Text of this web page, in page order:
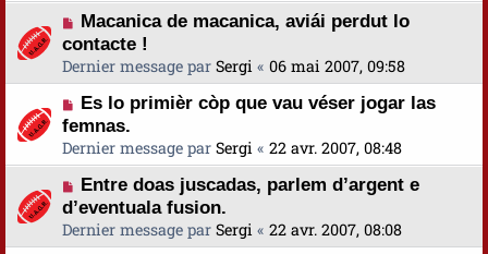
Macanica de macanica, aviái perdut lo
contacte !
Dernier message par Sergi « 06 mai 2007, 09:58
Es lo primièr còp que vau véser jogar las
femnas.
Dernier message par Sergi « 22 avr. 2007, 08:48
Entre doas juscadas, parlem d’argent e
d’eventuala fusion.
Dernier message par Sergi « 22 avr. 2007, 08:08